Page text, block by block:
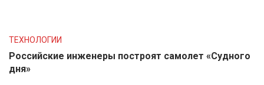
ТЕХНОЛОГИИ
Российские инженеры построят самолет «Судного
дня»